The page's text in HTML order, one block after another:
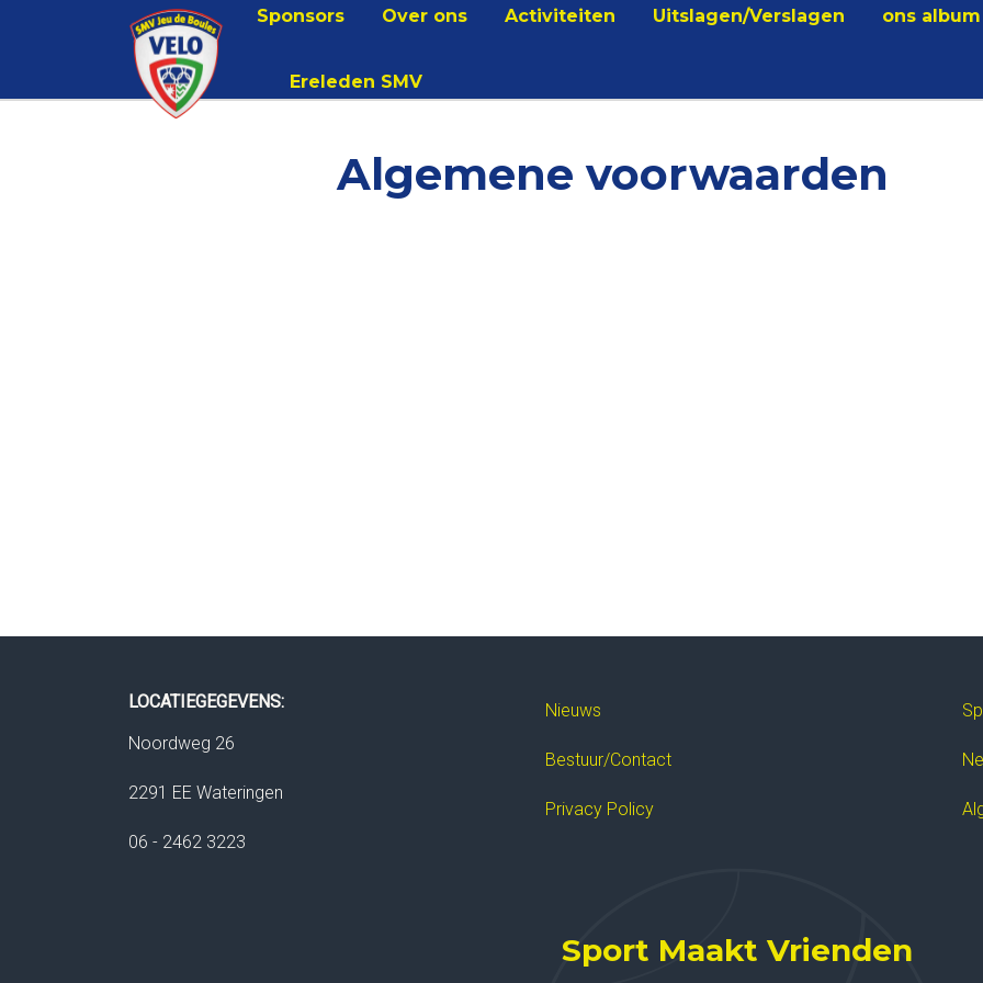
Sponsors Over ons Activiteiten Uitslagen/Verslagen ons album
Ereleden SMV
Algemene voorwaarden
LOCATIEGEGEVENS:
Noordweg 26
2291 EE Wateringen
06 - 2462 3223
Nieuws
Bestuur/Contact
Privacy Policy
Sport Maakt Vrienden